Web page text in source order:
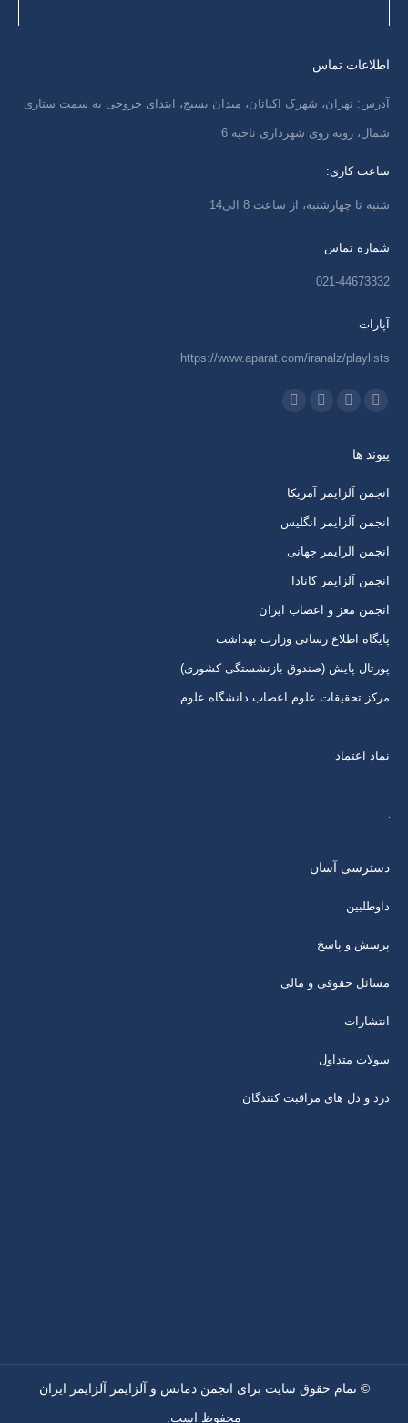
اطلاعات تماس
آدرس: تهران، شهرک اکباتان، میدان بسیج، ابتدای خروجی به سمت ستاری
شمال، روبه روی شهرداری ناحیه 6
ساعت کاری:
شنبه تا چهارشنبه، از ساعت 8 الی14
شماره تماس
021-44673332
آپارات
https://www.aparat.com/iranalz/playlists
ما را دنبال کنید در:
کردن
پنجره
جدید
پنجره
جدید
پنجره
جدید
پنجره
جدید
پیوند ها
انجمن آلزایمر آمریکا
انجمن آلزایمر انگلیس
انجمن آلرایمر چهانی
انجمن آلزایمر کانادا
انجمن مغز و اعصاب ایران
پایگاه اطلاع رسانی وزارت بهداشت
پورتال پایش (صندوق بازنشستگی کشوری)
مرکز تحقیقات علوم اعصاب دانشگاه علوم
نماد اعتماد
دسترسی آسان
داوطلبین
پرسش و پاسخ
مسائل حقوقی و مالی
انتشارات
سولات متداول
درد و دل های مراقبت کنندگان
© تمام حقوق سایت برای انجمن دمانس و آلزایمر آلزایمر ایران
محفوظ است.